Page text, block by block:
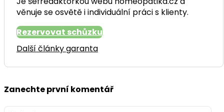
věnuje se osvětě i individuální práci s klienty.
Rezervovat schůzku
Další články garanta
Zanechte první komentář